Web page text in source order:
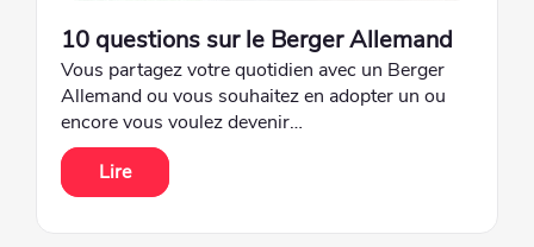
10 questions sur le Berger Allemand
Vous partagez votre quotidien avec un Berger
Allemand ou vous souhaitez en adopter un ou
encore vous voulez devenir…
Lire